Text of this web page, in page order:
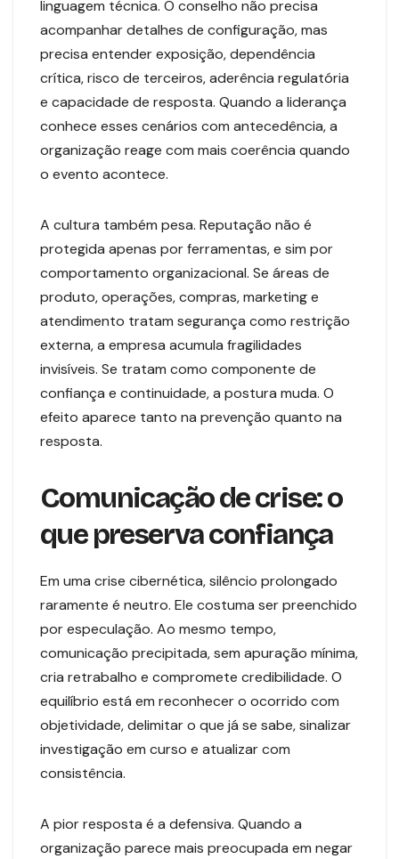
linguagem técnica. O conselho não precisa
acompanhar detalhes de configuração, mas
precisa entender exposição, dependência
crítica, risco de terceiros, aderência regulatória
e capacidade de resposta. Quando a liderança
conhece esses cenários com antecedência, a
organização reage com mais coerência quando
o evento acontece.
A cultura também pesa. Reputação não é
protegida apenas por ferramentas, e sim por
comportamento organizacional. Se áreas de
produto, operações, compras, marketing e
atendimento tratam segurança como restrição
externa, a empresa acumula fragilidades
invisíveis. Se tratam como componente de
confiança e continuidade, a postura muda. O
efeito aparece tanto na prevenção quanto na
resposta.
Comunicação de crise: o
que preserva confiança
Em uma crise cibernética, silêncio prolongado
raramente é neutro. Ele costuma ser preenchido
por especulação. Ao mesmo tempo,
comunicação precipitada, sem apuração mínima,
cria retrabalho e compromete credibilidade. O
equilíbrio está em reconhecer o ocorrido com
objetividade, delimitar o que já se sabe, sinalizar
investigação em curso e atualizar com
consistência.
A pior resposta é a defensiva. Quando a
organização parece mais preocupada em negar